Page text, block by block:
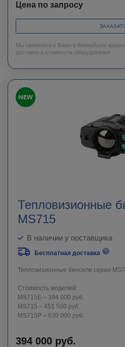
Цена по запросу
Мы свяжемся с Вами в ближайшее время
доставки и стоимости оборудования.
Тепловизионные
MS715
В наличии у поставщика
Бесплатная доставка
Тепловизионные бинокли серии
Стоимость моделей:
MS715E – 394 000 руб.
MS715 – 451 500 руб.
MS715P – 630 000 руб.
394 000 руб.